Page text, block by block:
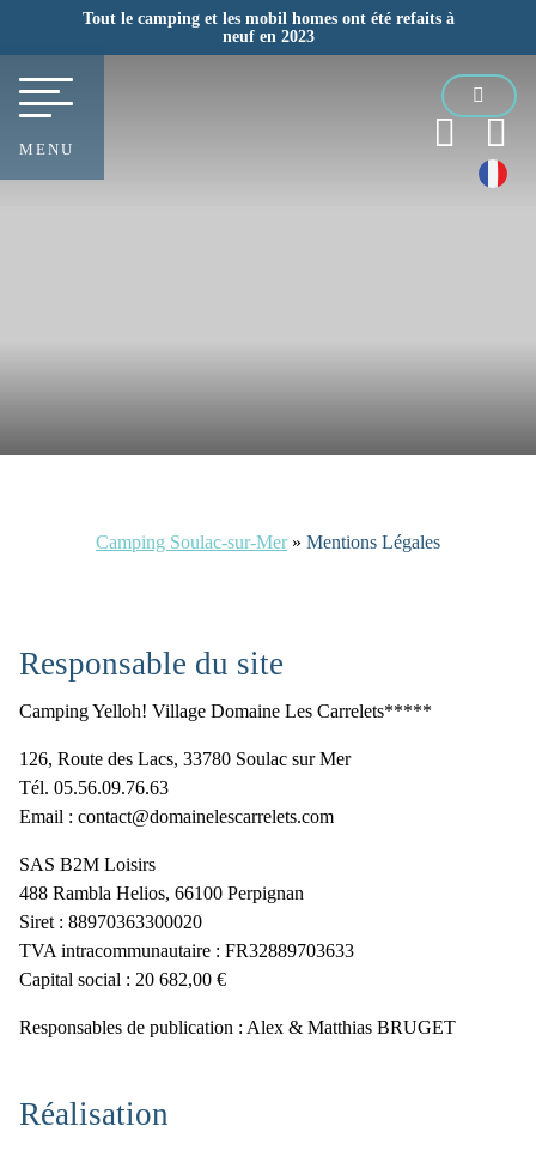
Tout le camping et les mobil homes ont été refaits à
neuf en 2023
MENU
Camping Soulac-sur-Mer» Mentions Légales
Responsable du site
Camping Yelloh! Village Domaine Les Carrelets*****
126, Route des Lacs, 33780 Soulac sur Mer
Tél. 05.56.09.76.63
Email : contact@domainelescarrelets.com
SAS B2M Loisirs
488 Rambla Helios, 66100 Perpignan
Siret : 88970363300020
TVA intracommunautaire : FR32889703633
Capital social : 20 682,00 €
Responsables de publication : Alex & Matthias BRUGET
Réalisation